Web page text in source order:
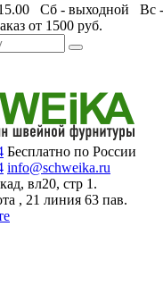
Сб - выходной Вс
от 1500 руб.
Бесплатно по России
info@schweika.ru
вл20, стр 1.
, 21 линия 63 пав.